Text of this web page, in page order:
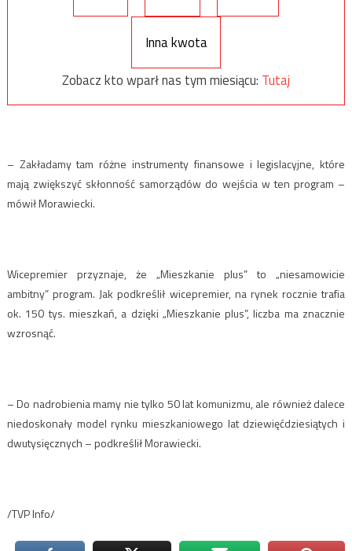
Inna kwota
Zobacz kto wparł nas tym miesiącu: Tutaj
– Zakładamy tam różne instrumenty finansowe i legislacyjne, które
mają zwiększyć skłonność samorządów do wejścia w ten program –
mówił Morawiecki.
Wicepremier przyznaje, że „Mieszkanie plus” to „niesamowicie
ambitny” program. Jak podkreślił wicepremier, na rynek rocznie trafia
ok. 150 tys. mieszkań, a dzięki „Mieszkanie plus”, liczba ma znacznie
wzrosnąć.
– Do nadrobienia mamy nie tylko 50 lat komunizmu, ale również dalece
niedoskonały model rynku mieszkaniowego lat dziewięćdziesiątych i
dwutysięcznych – podkreślił Morawiecki.
/TVP Info/